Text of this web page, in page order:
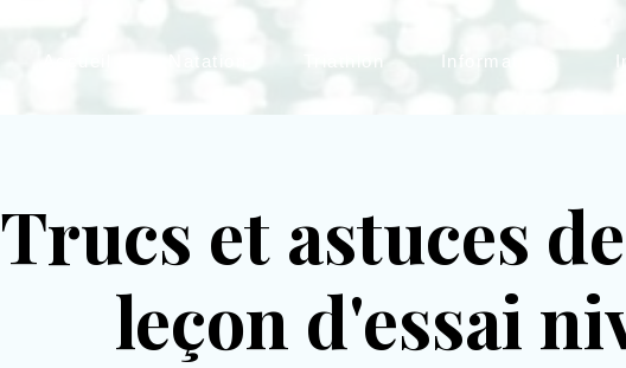
Natation Triathlon Informations
Trucs et astuces
leçon d'essai